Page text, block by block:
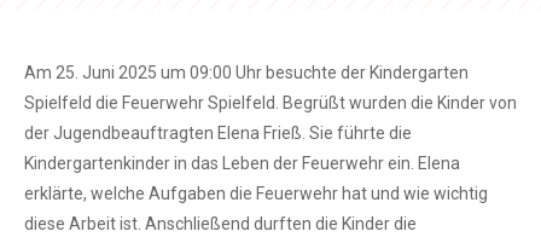
Am 25. Juni 2025 um 09:00 Uhr besuchte der Kindergarten
Spielfeld die Feuerwehr Spielfeld. Begrüßt wurden die Kinder von
der Jugendbeauftragten Elena Frieß. Sie führte die
Kindergartenkinder in das Leben der Feuerwehr ein. Elena
erklärte, welche Aufgaben die Feuerwehr hat und wie wichtig
diese Arbeit ist. Anschließend durften die Kinder die